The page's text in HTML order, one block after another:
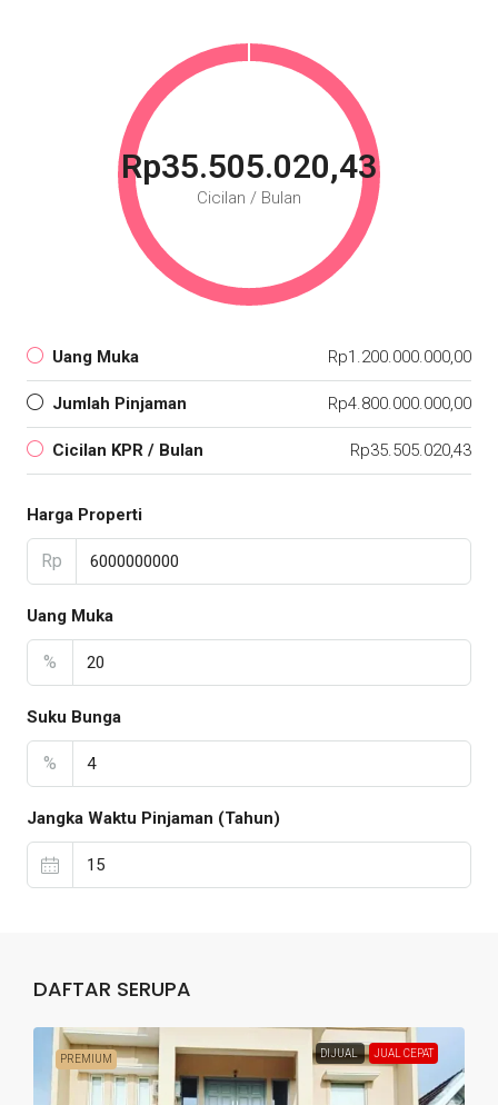
Rp35.505.020,43
Cicilan / Bulan
Uang Muka Rp1.200.000.000,00
Jumlah Pinjaman Rp4.800.000.000,00
Cicilan KPR / Bulan Rp35.505.020,43
Harga Properti
Rp
Uang Muka
%
Suku Bunga
%
Jangka Waktu Pinjaman (Tahun)
DAFTAR SERUPA
PREMIUM DIJUAL JUAL CEPAT